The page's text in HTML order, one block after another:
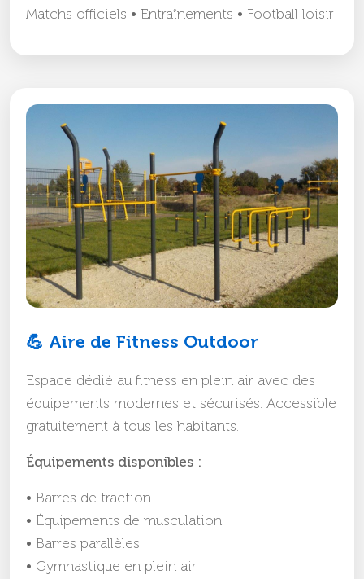
Matchs officiels • Entraînements • Football loisir
💪 Aire de Fitness Outdoor
Espace dédié au fitness en plein air avec des
équipements modernes et sécurisés. Accessible
gratuitement à tous les habitants.
Équipements disponibles :
• Barres de traction
• Équipements de musculation
• Barres parallèles
• Gymnastique en plein air